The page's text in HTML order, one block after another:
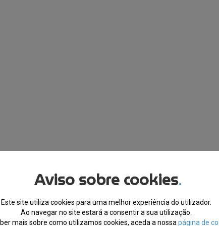
Aviso sobre cookies.
Este site utiliza cookies para uma melhor experiência do utilizador.
Ao navegar no site estará a consentir a sua utilização.
mais sobre como utilizamos cookies, aceda a nossa página de